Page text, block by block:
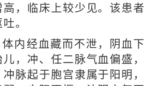
，临床上较少见。该患者
。
内经血藏而不泄，阴血下
，冲、任二脉气血偏盛，
脉起于胞宫隶属于阳明，